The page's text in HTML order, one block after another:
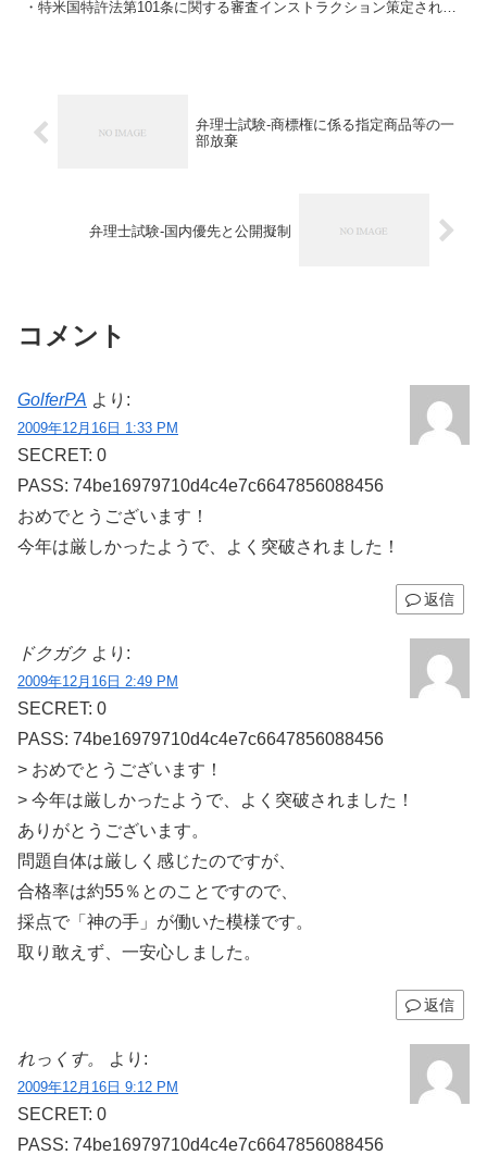
・特米国特許法第101条に関する審査インストラクション策定される
弁理士試験-商標権に係る指定商品等の一
部放棄
弁理士試験-国内優先と公開擬制
コメント
GolferPA より:
2009年12月16日 1:33 PM
SECRET: 0
PASS: 74be16979710d4c4e7c6647856088456
おめでとうございます！
今年は厳しかったようで、よく突破されました！
返信
ドクガク より:
2009年12月16日 2:49 PM
SECRET: 0
PASS: 74be16979710d4c4e7c6647856088456
> おめでとうございます！
> 今年は厳しかったようで、よく突破されました！
ありがとうございます。
問題自体は厳しく感じたのですが、
合格率は約55％とのことですので、
採点で「神の手」が働いた模様です。
取り敢えず、一安心しました。
返信
れっくす。 より:
2009年12月16日 9:12 PM
SECRET: 0
PASS: 74be16979710d4c4e7c6647856088456